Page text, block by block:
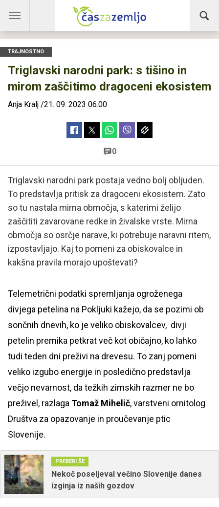
TRAJNOSTNO
Triglavski narodni park: s tišino in
mirom zaščitimo dragoceni ekosistem
Anja Kralj /21. 09. 2023 06.00
0
Triglavski narodni park postaja vedno bolj obljuden.
To predstavlja pritisk za dragoceni ekosistem. Zato
so tu nastala mirna območja, s katerimi želijo
zaščititi zavarovane redke in živalske vrste. Mirna
območja so osrčje narave, ki potrebuje naravni ritem,
izpostavljajo. Kaj to pomeni za obiskovalce in
kakšna pravila morajo upoštevati?
Telemetrični podatki spremljanja ogroženega
divjega petelina na Pokljuki kažejo, da se pozimi ob
sončnih dnevih, ko je veliko obiskovalcev, divji
petelin premika petkrat več kot običajno, ko lahko
tudi teden dni preživi na drevesu. To zanj pomeni
veliko izgubo energije in posledično predstavlja
večjo nevarnost, da težkih zimskih razmer ne bo
preživel, razlaga Tomaž Mihelič, varstveni ornitolog
Društva za opazovanje in proučevanje ptic
Slovenije.
PREBERI ŠE
Nekoč poseljeval večino Slovenije danes
izginja iz naših gozdov